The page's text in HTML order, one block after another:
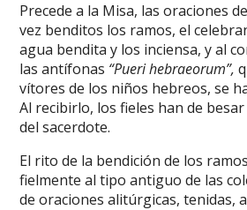
Precede a la Misa, las oraciones
vez benditos los ramos, el
agua bendita y los inciensa, y al
las antífonas “Pueri hebraeorum”,
vítores de los niños hebreos, se
Al recibirlo, los fieles han de
del sacerdote.
El rito de la bendición de los
fielmente al tipo antiguo de las
de oraciones alitúrgicas, tenidas,